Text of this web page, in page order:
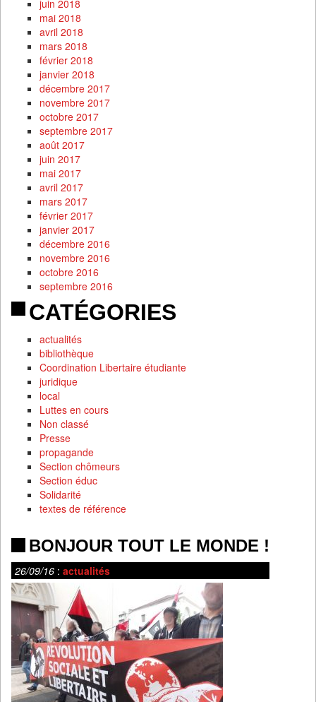
juin 2018
mai 2018
avril 2018
mars 2018
février 2018
janvier 2018
décembre 2017
novembre 2017
octobre 2017
septembre 2017
août 2017
juin 2017
mai 2017
avril 2017
mars 2017
février 2017
janvier 2017
décembre 2016
novembre 2016
octobre 2016
septembre 2016
CATÉGORIES
actualités
bibliothèque
Coordination Libertaire étudiante
juridique
local
Luttes en cours
Non classé
Presse
propagande
Section chômeurs
Section éduc
Solidarité
textes de référence
BONJOUR TOUT LE MONDE !
26/09/16 : actualités